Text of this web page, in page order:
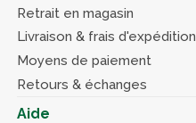
Retrait en magasin
Livraison & frais d'expédition
Moyens de paiement
Retours & échanges
Aide